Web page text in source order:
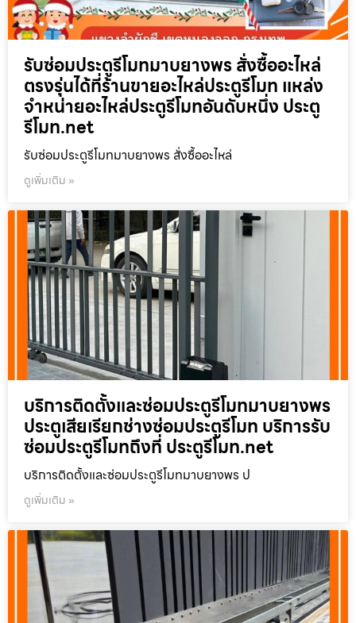
รับซ่อมประตูรีโมทมาบยางพร สั่งซื้ออะไหล่
ตรงรุ่นได้ที่ร้านขายอะไหล่ประตูรีโมท แหล่ง
จำหน่ายอะไหล่ประตูรีโมทอันดับหนึ่ง ประตู
รีโมท.net
รับซ่อมประตูรีโมทมาบยางพร สั่งซื้ออะไหล่
ดูเพิ่มเติม »
บริการติดตั้งและซ่อมประตูรีโมทมาบยางพร
ประตูเสียเรียกช่างซ่อมประตูรีโมท บริการรับ
ซ่อมประตูรีโมทถึงที่ ประตูรีโมท.net
บริการติดตั้งและซ่อมประตูรีโมทมาบยางพร ป
ดูเพิ่มเติม »